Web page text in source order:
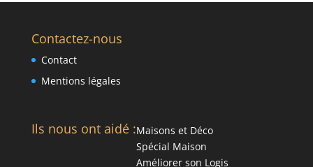
Contactez-nous
Contact
Mentions légales
Ils nous ont aidé :Maisons et Déco
Spécial Maison
Améliorer son Logis